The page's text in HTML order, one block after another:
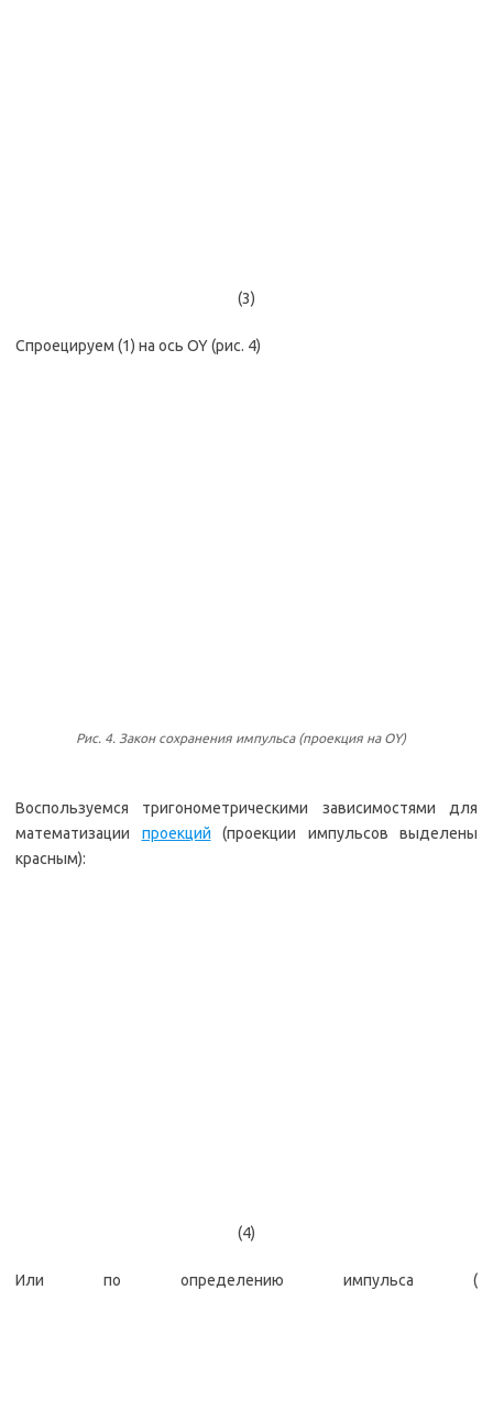
(3)
Спроецируем (1) на ось OY (рис. 4)
Рис. 4. Закон сохранения импульса (проекция на OY)
Воспользуемся тригонометрическими зависимостями для
математизации проекций (проекции импульсов выделены
красным):
(4)
Или по определению импульса (